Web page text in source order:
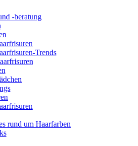
-beratung
Trends
rund um Haarfarben